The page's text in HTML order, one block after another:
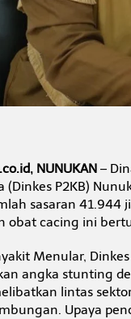
u
n
t
u
g
a
h
S
t
n
i
n
g
NUNUKAN–
(Dinkes P2KB)
sasaran 41.944
obat cacing ini
Menular,
angka stunting
lintas
Upaya